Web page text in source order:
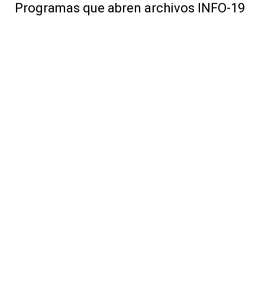
Programas que abren archivos INFO-19